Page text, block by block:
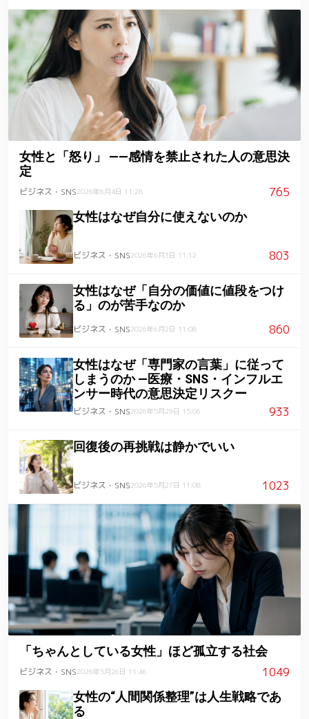
女性と「怒り」 ――感情を禁止された人の意思決
定
ビジネス・SNS2026年6月4日 11:28 765
女性はなぜ自分に使えないのか
ビジネス・SNS2026年6月3日 11:12 803
女性はなぜ「自分の価値に値段をつけ
る」のが苦手なのか
ビジネス・SNS2026年6月2日 11:08 860
女性はなぜ「専門家の言葉」に従って
しまうのか ―医療・SNS・インフルエ
ンサー時代の意思決定リスクー
ビジネス・SNS2026年5月29日 15:06 933
回復後の再挑戦は静かでいい
ビジネス・SNS2026年5月27日 11:08 1023
「ちゃんとしている女性」ほど孤立する社会
ビジネス・SNS2026年5月26日 11:46 1049
女性の“人間関係整理”は人生戦略であ
る